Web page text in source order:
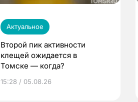
Актуальное
Второй пик активности
клещей ожидается в
Томске — когда?
15:28 / 05.08.26